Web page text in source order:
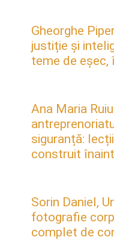
Gheorghe
justiție și
teme de eșec,
Ana Maria
siguranță:
construit
Sorin Daniel,
fotografie
complet de